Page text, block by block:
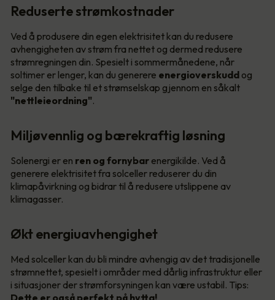
Reduserte strømkostnader
Ved å produsere din egen elektrisitet kan du redusere
avhengigheten av strøm fra nettet og dermed redusere
strømregningen din. Spesielt i sommermånedene, når
soltimer er lenger, kan du generere energioverskudd og
selge den tilbake til et strømselskap gjennom en såkalt
"nettleieordning".
Miljøvennlig og bærekraftig løsning
Solenergi er en ren og fornybar energikilde. Ved å
generere elektrisitet fra solceller reduserer du din
klimapåvirkning og bidrar til å redusere utslippene av
klimagasser.
Økt energiuavhengighet
Med solceller kan du bli mindre avhengig av det tradisjonelle
strømnettet, spesielt i områder med dårlig infrastruktur eller
i situasjoner der strømforsyningen kan være ustabil. Tips:
Dette er også perfekt på hytta!